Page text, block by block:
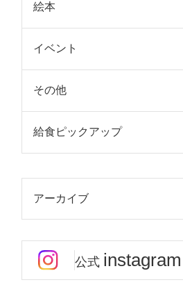
絵本
イベント
その他
給食ピックアップ
アーカイブ
公式 instagram